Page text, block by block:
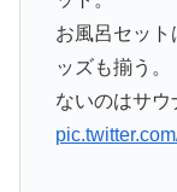
お風呂セッ
ッズも揃う。
ないのはサ